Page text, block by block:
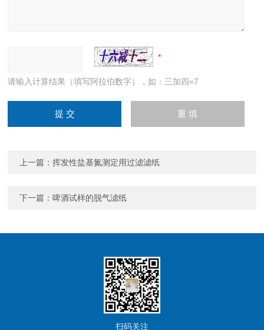
请输入计算结果（填写阿拉伯数字），如：三加四=7
上一篇：挥发性盐基氮测定用过滤滤纸
下一篇：啤酒试样的脱气滤纸
扫码关注